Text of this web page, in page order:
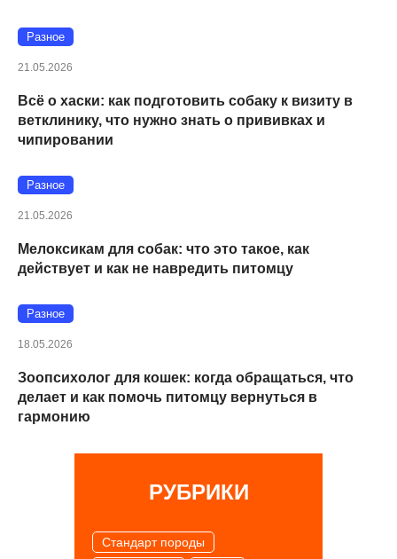
Разное
21.05.2026
Всё о хаски: как подготовить собаку к визиту в
ветклинику, что нужно знать о прививках и
чипировании
Разное
21.05.2026
Мелоксикам для собак: что это такое, как
действует и как не навредить питомцу
Разное
18.05.2026
Зоопсихолог для кошек: когда обращаться, что
делает и как помочь питомцу вернуться в
гармонию
РУБРИКИ
Cтандарт породы